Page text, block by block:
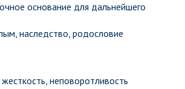
основание для дальнейшего
наследство, родословие
неповоротливость